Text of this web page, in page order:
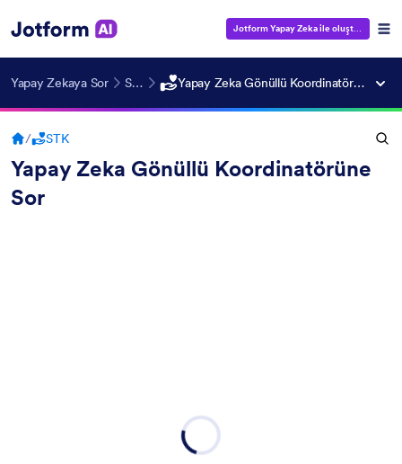
Jotform Yapay Zeka ile oluştur —
Yapay Zekaya Sor STK Yapay Zeka Gönüllü Koordinatörüne Sor
/ STK
Yapay Zeka Gönüllü Koordinatörüne
Sor